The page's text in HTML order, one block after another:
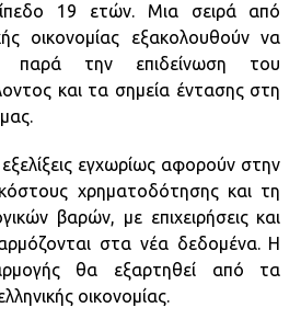
19 ετών. Μια σειρά από
οικονομίας εξακολουθούν να
παρά την επιδείνωση του
και τα σημεία έντασης στη
εγχωρίως αφορούν στην
χρηματοδότησης και τη
βαρών, με επιχειρήσεις και
στα νέα δεδομένα. Η
θα εξαρτηθεί από τα
οικονομίας.